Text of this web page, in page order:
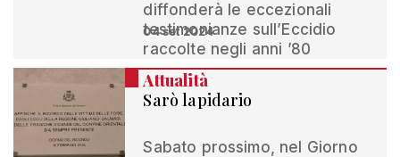
diffonderà le eccezionali
testimonianze sull’Eccidio
raccolte negli anni ’80
04 set 2024
Attualità
Sarò lapidario
Sabato prossimo, nel Giorno